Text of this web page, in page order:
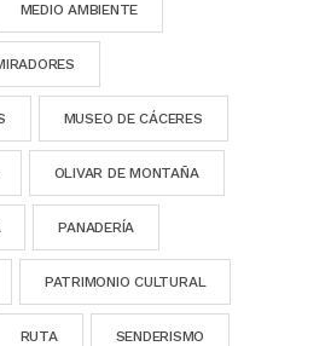
MEDIO AMBIENTE
MUSEO DE CÁCERES
OLIVAR DE MONTAÑA
PANADERÍA
PATRIMONIO CULTURAL
RUTA SENDERISMO